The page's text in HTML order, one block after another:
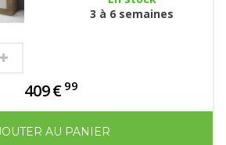
3 à 6 semaines
409€ 99
AU PANIER